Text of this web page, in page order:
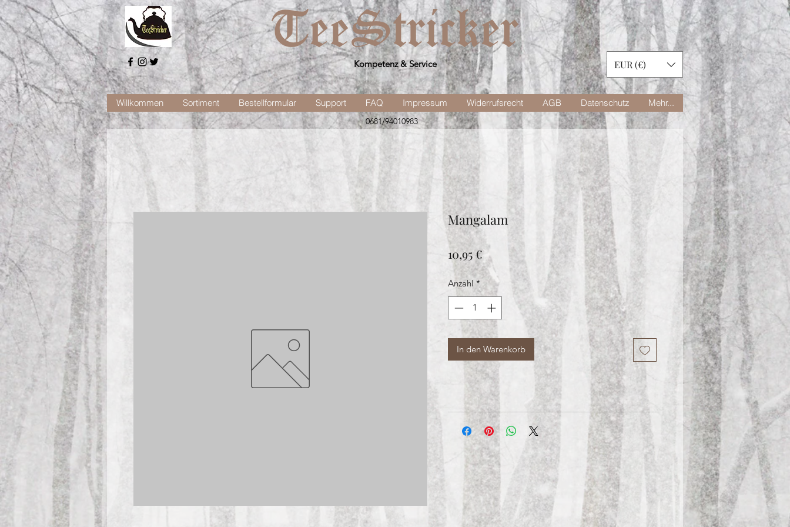
Kompetenz & Service EUR (€)
Willkommen Sortiment Bestellformular Support FAQ Impressum Widerrufsrecht AGB Datenschutz Mehr...
0681/94010983
Mangalam
10,95 €Preis
Anzahl *
In den Warenkorb